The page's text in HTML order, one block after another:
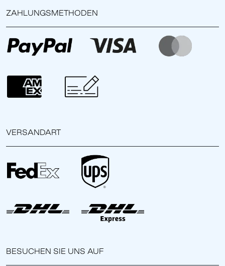
ZAHLUNGSMETHODEN
VERSANDART
BESUCHEN SIE UNS AUF